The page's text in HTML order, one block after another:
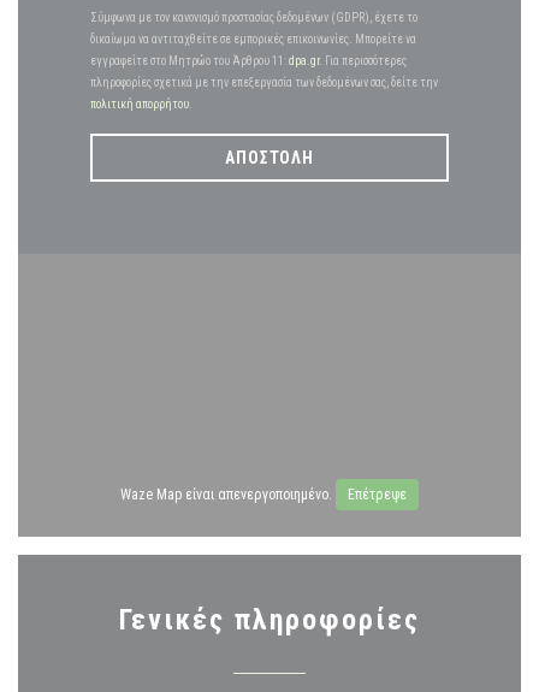
Σύμφωνα με τον κανονισμό προστασίας δεδομένων (GDPR), έχετε το
δικαίωμα να αντιταχθείτε σε εμπορικές επικοινωνίες. Μπορείτε να
εγγραφείτε στο Μητρώο του Άρθρου 11:dpa.gr. Για περισσότερες
πληροφορίες σχετικά με την επεξεργασία των δεδομένων σας, δείτε την
πολιτική απορρήτου
Waze Map είναι απενεργοποιημένο. Επέτρεψε
Γενικές πληροφορίες